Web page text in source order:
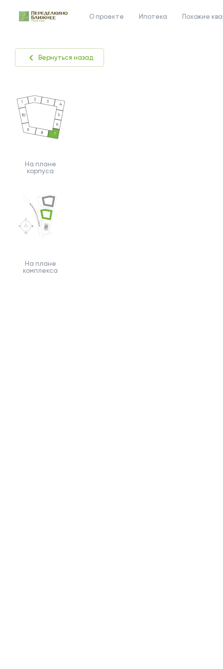
О проекте Ипотека Похожие
На плане
корпуса
На плане
комплекса
Вернуться назад